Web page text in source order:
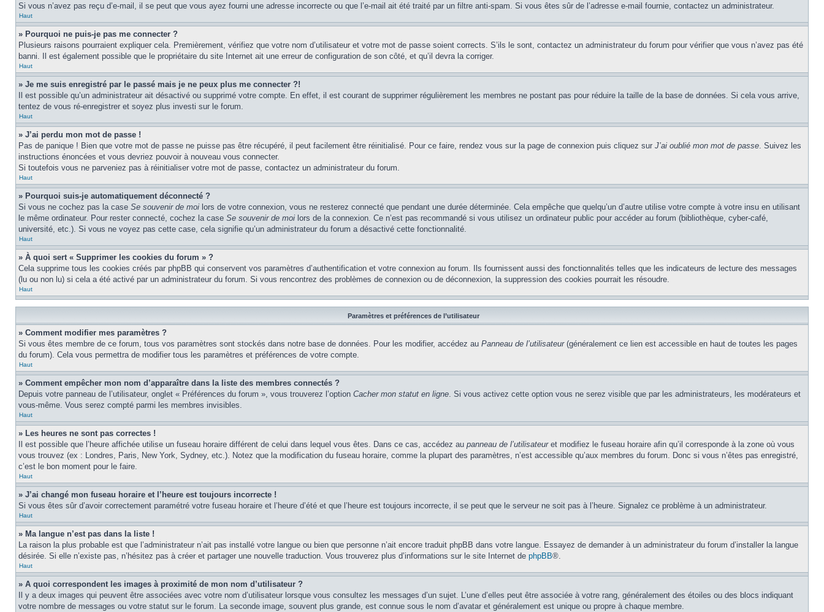
Si vous n’avez pas reçu d’e-mail, il se peut que vous ayez fourni une adresse incorrecte ou que l’e-mail ait été traité par un filtre anti-spam. Si vous êtes sûr de l’adresse e-mail fournie, contactez un administrateur.
Haut
» Pourquoi ne puis-je pas me connecter ?
Plusieurs raisons pourraient expliquer cela. Premièrement, vérifiez que votre nom d’utilisateur et votre mot de passe soient corrects. S’ils le sont, contactez un administrateur du forum pour vérifier que vous n’avez pas été
banni. Il est également possible que le propriétaire du site Internet ait une erreur de configuration de son côté, et qu’il devra la corriger.
Haut
» Je me suis enregistré par le passé mais je ne peux plus me connecter ?!
Il est possible qu’un administrateur ait désactivé ou supprimé votre compte. En effet, il est courant de supprimer régulièrement les membres ne postant pas pour réduire la taille de la base de données. Si cela vous arrive,
tentez de vous ré-enregistrer et soyez plus investi sur le forum.
Haut
» J’ai perdu mon mot de passe !
Pas de panique ! Bien que votre mot de passe ne puisse pas être récupéré, il peut facilement être réinitialisé. Pour ce faire, rendez vous sur la page de connexion puis cliquez sur J’ai oublié mon mot de passe. Suivez les
instructions énoncées et vous devriez pouvoir à nouveau vous connecter.
Si toutefois vous ne parveniez pas à réinitialiser votre mot de passe, contactez un administrateur du forum.
Haut
» Pourquoi suis-je automatiquement déconnecté ?
Si vous ne cochez pas la case Se souvenir de moi lors de votre connexion, vous ne resterez connecté que pendant une durée déterminée. Cela empêche que quelqu’un d’autre utilise votre compte à votre insu en utilisant
le même ordinateur. Pour rester connecté, cochez la case Se souvenir de moi lors de la connexion. Ce n’est pas recommandé si vous utilisez un ordinateur public pour accéder au forum (bibliothèque, cyber-café,
université, etc.). Si vous ne voyez pas cette case, cela signifie qu’un administrateur du forum a désactivé cette fonctionnalité.
Haut
» À quoi sert « Supprimer les cookies du forum » ?
Cela supprime tous les cookies créés par phpBB qui conservent vos paramètres d’authentification et votre connexion au forum. Ils fournissent aussi des fonctionnalités telles que les indicateurs de lecture des messages
(lu ou non lu) si cela a été activé par un administrateur du forum. Si vous rencontrez des problèmes de connexion ou de déconnexion, la suppression des cookies pourrait les résoudre.
Haut
Paramètres et préférences de l’utilisateur
» Comment modifier mes paramètres ?
Si vous êtes membre de ce forum, tous vos paramètres sont stockés dans notre base de données. Pour les modifier, accédez au Panneau de l’utilisateur(généralement ce lien est accessible en haut de toutes les pages
du forum). Cela vous permettra de modifier tous les paramètres et préférences de votre compte.
Haut
» Comment empêcher mon nom d’apparaître dans la liste des membres connectés ?
Depuis votre panneau de l’utilisateur, onglet « Préférences du forum », vous trouverez l’option Cacher mon statut en ligne. Si vous activez cette option vous ne serez visible que par les administrateurs, les modérateurs et
vous-même. Vous serez compté parmi les membres invisibles.
Haut
» Les heures ne sont pas correctes !
Il est possible que l’heure affichée utilise un fuseau horaire différent de celui dans lequel vous êtes. Dans ce cas, accédez au panneau de l’utilisateuret modifiez le fuseau horaire afin qu’il corresponde à la zone où vous
vous trouvez (ex : Londres, Paris, New York, Sydney, etc.). Notez que la modification du fuseau horaire, comme la plupart des paramètres, n’est accessible qu’aux membres du forum. Donc si vous n’êtes pas enregistré,
c’est le bon moment pour le faire.
Haut
» J’ai changé mon fuseau horaire et l’heure est toujours incorrecte !
Si vous êtes sûr d’avoir correctement paramétré votre fuseau horaire et l’heure d’été et que l’heure est toujours incorrecte, il se peut que le serveur ne soit pas à l’heure. Signalez ce problème à un administrateur.
Haut
» Ma langue n’est pas dans la liste !
La raison la plus probable est que l’administrateur n’ait pas installé votre langue ou bien que personne n’ait encore traduit phpBB dans votre langue. Essayez de demander à un administrateur du forum d’installer la langue
désirée. Si elle n’existe pas, n’hésitez pas à créer et partager une nouvelle traduction. Vous trouverez plus d’informations sur le site Internet de phpBB®.
Haut
» A quoi correspondent les images à proximité de mon nom d’utilisateur ?
Il y a deux images qui peuvent être associées avec votre nom d’utilisateur lorsque vous consultez les messages d’un sujet. L’une d’elles peut être associée à votre rang, généralement des étoiles ou des blocs indiquant
votre nombre de messages ou votre statut sur le forum. La seconde image, souvent plus grande, est connue sous le nom d’avatar et généralement est unique ou propre à chaque membre.